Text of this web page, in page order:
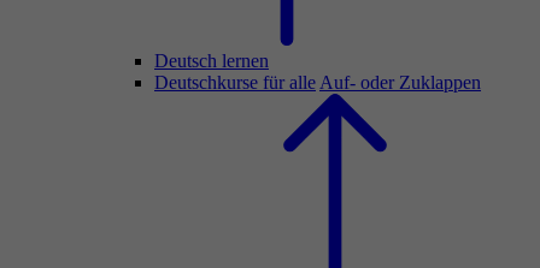
Deutsch lernen
Deutschkurse für alle Auf- oder Zuklappen